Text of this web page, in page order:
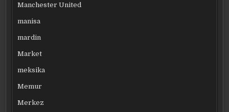
Manchester United
manisa
mardin
Market
meksika
Memur
Merkez